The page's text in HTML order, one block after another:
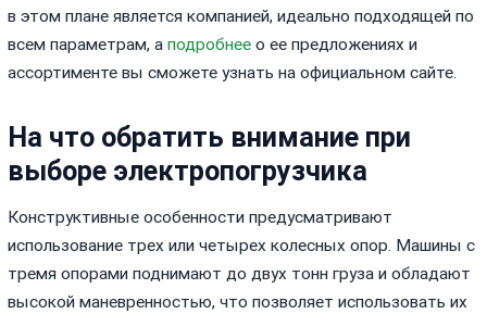
в этом плане является компанией, идеально подходящей по
всем параметрам, аподробнее о ее предложениях и
ассортименте вы сможете узнать на официальном сайте.
На что обратить внимание при
выборе электропогрузчика
Конструктивные особенности предусматривают
использование трех или четырех колесных опор. Машины с
тремя опорами поднимают до двух тонн груза и обладают
высокой маневренностью, что позволяет использовать их